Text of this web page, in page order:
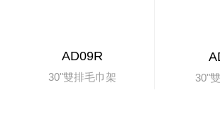
AD09R
30"雙排毛巾架 30"